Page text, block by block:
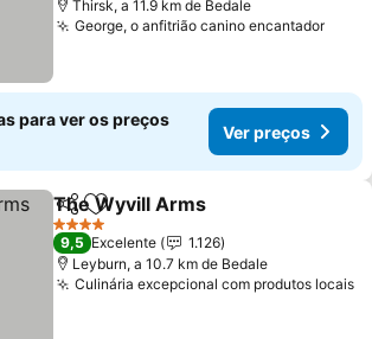
Thirsk, a 11.9 km de Bedale
George, o anfitrião canino encantadorVer
para ver os preços
Ver preços
PartilharAdicionar aos favoritos
The Wyvill Arms
4 Estrelas
9,5 Excelente
1.126
Leyburn, a 10.7 km de Bedale
Culinária excepcional com produtos locais